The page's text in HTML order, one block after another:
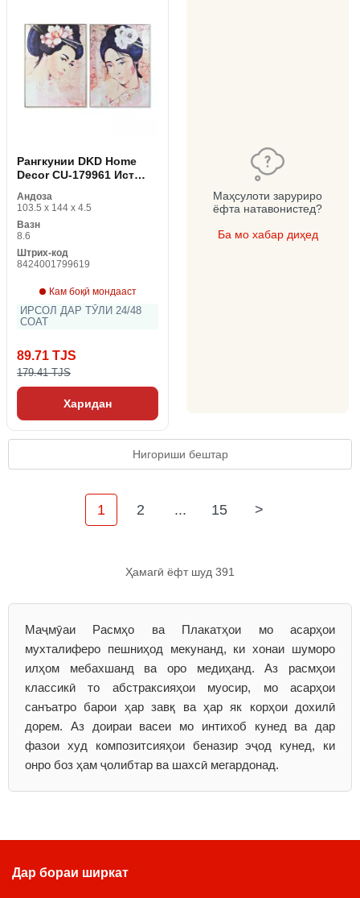
Рангкунии DKD Home
Decor CU-179961 Ист
дона)
Андоза
103.5 x 144 x 4.5
Вазн
8.6
Штрих-код
8424001799619
Кам боқӣ мондааст
ИРСОЛ ДАР ТӮЛИ 24/48
СОАТ
89.71 TJS
179.41 TJS
Харидан
Маҳсулоти заруриро
ёфта натавонистед?
Ба мо хабар диҳед
Нигориши бештар
1 2 ... 15 >
Ҳамагӣ ёфт шуд 391
Маҷмӯаи Расмҳо ва Плакатҳои мо асарҳои
мухталиферо пешниҳод мекунанд, ки хонаи шуморо
илҳом мебахшанд ва оро медиҳанд. Аз расмҳои
классикӣ то абстраксияҳои муосир, мо асарҳои
санъатро барои ҳар завқ ва ҳар як корҳои дохилӣ
дорем. Аз доираи васеи мо интихоб кунед ва дар
фазои худ композитсияҳои беназир эҷод кунед, ки
онро боз ҳам ҷолибтар ва шахсӣ мегардонад.
Дар бораи ширкат